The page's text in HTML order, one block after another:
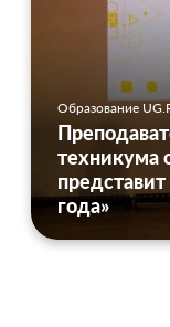
Образование
техникума
года»